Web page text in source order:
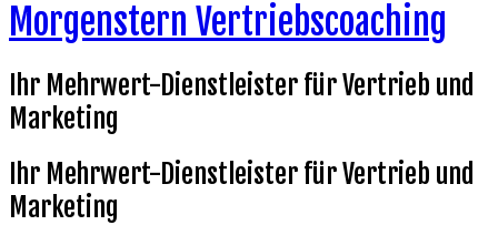
Morgenstern Vertriebscoaching
Ihr Mehrwert-Dienstleister für Vertrieb und
Marketing
Ihr Mehrwert-Dienstleister für Vertrieb und
Marketing